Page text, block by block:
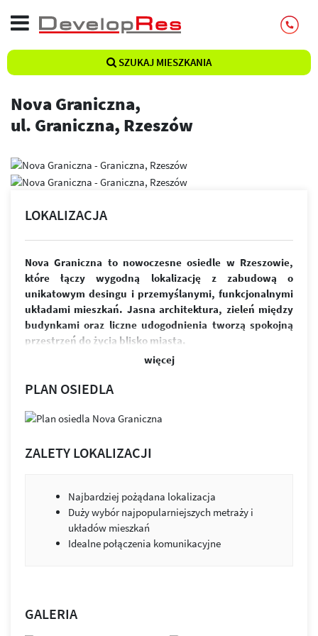
SZUKAJ MIESZKANIA
Nova Graniczna,
ul. Graniczna, Rzeszów
LOKALIZACJA
Nova Graniczna to nowoczesne osiedle w Rzeszowie,
które łączy wygodną lokalizację z zabudową o
unikatowym desingu i przemyślanymi, funkcjonalnymi
układami mieszkań. Jasna architektura, zieleń między
budynkami oraz liczne udogodnienia tworzą spokojną
przestrzeń do życia blisko miasta.
W skład osiedla wchodzi sześć budynków i ponad 370
funkcjonalnych mieszkań. Przemyślane układy
zapewniają jasne, ustawne wnętrza oraz możliwość ich
łatwej aranżacji. Przestronne balkony zapewniają
ludziom i ich potrzebom.
budynkami i praktyczne udogodnienia. Projekt łączy jasną
elewację z kolorystycznymi akcentami. Budynki zostały
wykonane z wysokiej klasy materiałów wykończeniowych.
Nie brakuje tu również miejsc parkingowych, zarówno
Zabudowa została tak zaprojektowana, by jak najwięcej
więcej
PLAN OSIEDLA
ZALETY LOKALIZACJI
Najbardziej pożądana lokalizacja
Duży wybór najpopularniejszych metraży i
układów mieszkań
Idealne połączenia komunikacyjne
GALERIA